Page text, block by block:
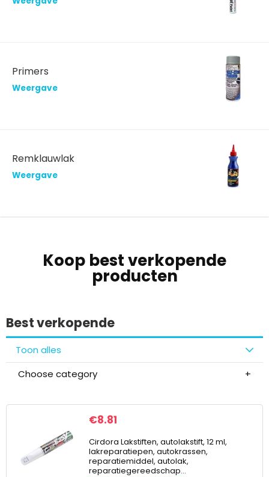
Primers
Weergave
Remklauwlak
Weergave
Koop best verkopende
producten
Best verkopende
Toon alles
Choose category
€8.81
Cirdora Lakstiften, autolakstift, 12 ml,
lakreparatiepen, autokrassen,
reparatiemiddel, autolak,
reparatiegereedschap…